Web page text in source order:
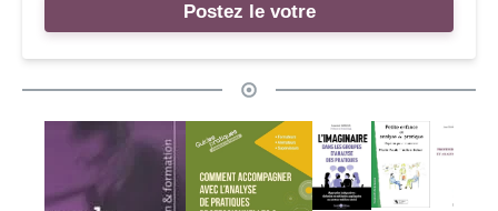
Postez le votre